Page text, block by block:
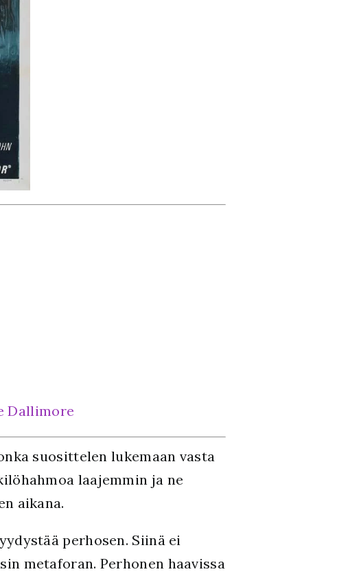
Dallimore
suosittelen lukemaan vasta
laajemmin ja ne
aikana.
perhosen. Siinä ei
metaforan. Perhonen haavissa